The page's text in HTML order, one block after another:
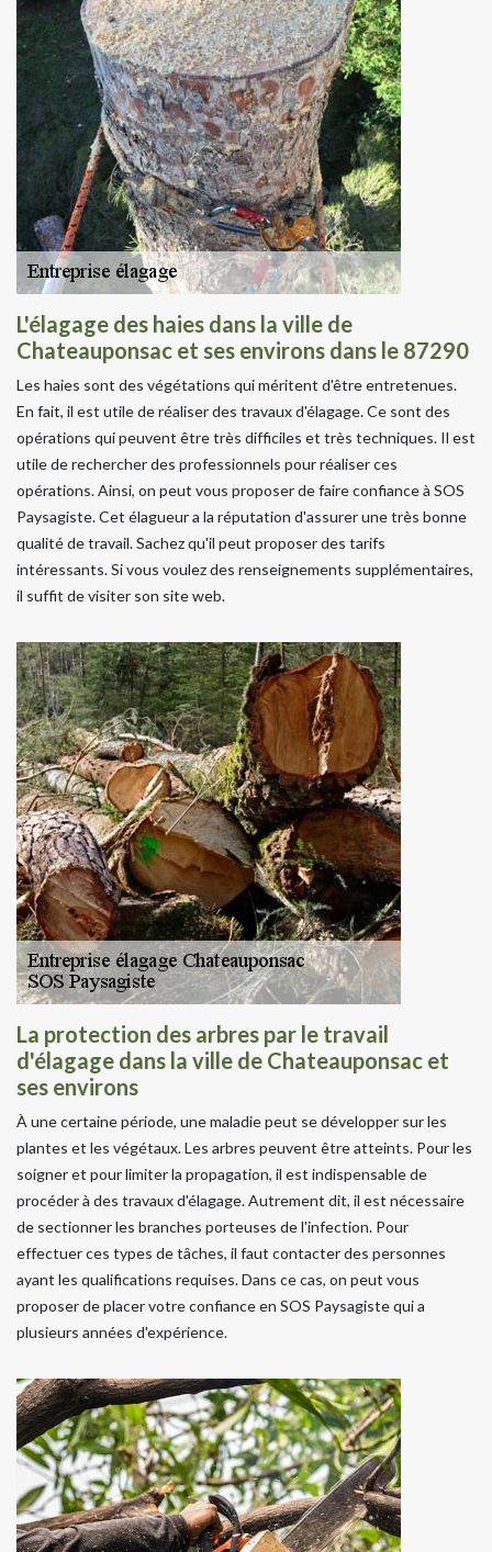
L'élagage des haies dans la ville de
Chateauponsac et ses environs dans le 87290
Les haies sont des végétations qui méritent d'être entretenues.
En fait, il est utile de réaliser des travaux d'élagage. Ce sont des
opérations qui peuvent être très difficiles et très techniques. Il est
utile de rechercher des professionnels pour réaliser ces
opérations. Ainsi, on peut vous proposer de faire confiance à SOS
Paysagiste. Cet élagueur a la réputation d'assurer une très bonne
qualité de travail. Sachez qu'il peut proposer des tarifs
intéressants. Si vous voulez des renseignements supplémentaires,
il suffit de visiter son site web.
La protection des arbres par le travail
d'élagage dans la ville de Chateauponsac et
ses environs
À une certaine période, une maladie peut se développer sur les
plantes et les végétaux. Les arbres peuvent être atteints. Pour les
soigner et pour limiter la propagation, il est indispensable de
procéder à des travaux d'élagage. Autrement dit, il est nécessaire
de sectionner les branches porteuses de l'infection. Pour
effectuer ces types de tâches, il faut contacter des personnes
ayant les qualifications requises. Dans ce cas, on peut vous
proposer de placer votre confiance en SOS Paysagiste qui a
plusieurs années d'expérience.